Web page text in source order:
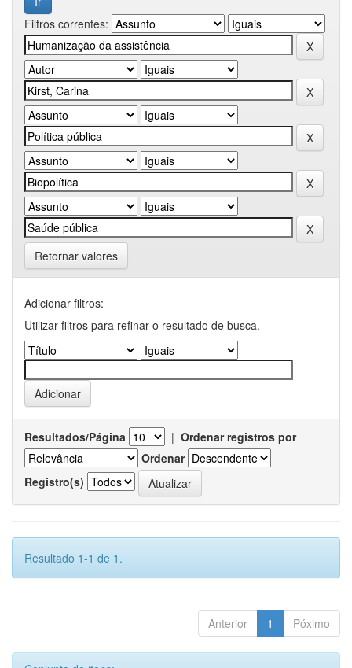
Filtros correntes:
Retornar valores
Adicionar filtros:
Utilizar filtros para refinar o resultado de busca.
Resultados/Página | Ordenar registros por
Ordenar
Registro(s)
Resultado 1-1 de 1.
Anterior 1 Póximo